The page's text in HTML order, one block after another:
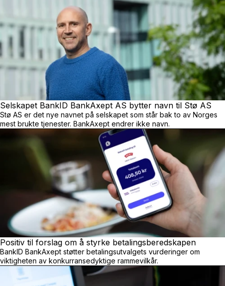
Selskapet BankID BankAxept AS bytter navn til Stø AS
Stø AS er det nye navnet på selskapet som står bak to av Norges
mest brukte tjenester. BankAxept endrer ikke navn.
Positiv til forslag om å styrke betalingsberedskapen
BankID BankAxept støtter betalingsutvalgets vurderinger om
viktigheten av konkurransedyktige rammevilkår.